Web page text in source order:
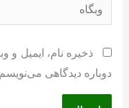
وبگاه
ذخیره نام، ایمیل
دوباره دیدگاهی